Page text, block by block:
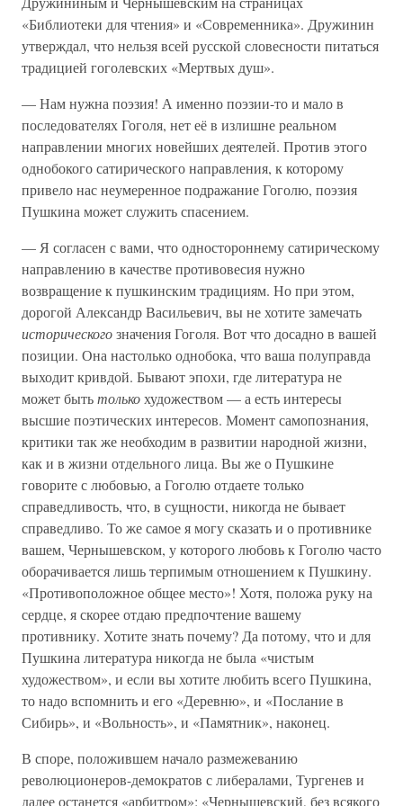
«Библиотеки для чтения» и «Современника». Дружинин
утверждал, что нельзя всей русской словесности питаться
традицией гоголевских «Мертвых душ».
— Нам нужна поэзия! А именно поэзии-то и мало в
последователях Гоголя, нет её в излишне реальном
направлении многих новейших деятелей. Против этого
однобокого сатирического направления, к которому
привело нас неумеренное подражание Гоголю, поэзия
Пушкина может служить спасением.
— Я согласен с вами, что одностороннему сатирическому
направлению в качестве противовесия нужно
возвращение к пушкинским традициям. Но при этом,
дорогой Александр Васильевич, вы не хотите замечать
историческогозначения Гоголя. Вот что досадно в вашей
позиции. Она настолько однобока, что ваша полуправда
выходит кривдой. Бывают эпохи, где литература не
может бытьтолькохудожеством — а есть интересы
высшие поэтических интересов. Момент самопознания,
критики так же необходим в развитии народной жизни,
как и в жизни отдельного лица. Вы же о Пушкине
говорите с любовью, а Гоголю отдаете только
справедливость, что, в сущности, никогда не бывает
справедливо. То же самое я могу сказать и о противнике
вашем, Чернышевском, у которого любовь к Гоголю часто
оборачивается лишь терпимым отношением к Пушкину.
«Противоположное общее место»! Хотя, положа руку на
сердце, я скорее отдаю предпочтение вашему
противнику. Хотите знать почему? Да потому, что и для
Пушкина литература никогда не была «чистым
художеством», и если вы хотите любить всего Пушкина,
то надо вспомнить и его «Деревню», и «Послание в
Сибирь», и «Вольность», и «Памятник», наконец.
В споре, положившем начало размежеванию
революционеров-демократов с либералами, Тургенев и
далее останется «арбитром»: «Чернышевский, без всякого